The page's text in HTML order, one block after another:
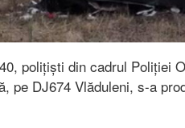
polițiști din cadrul Poliției
pe DJ674 Vlăduleni, s-a